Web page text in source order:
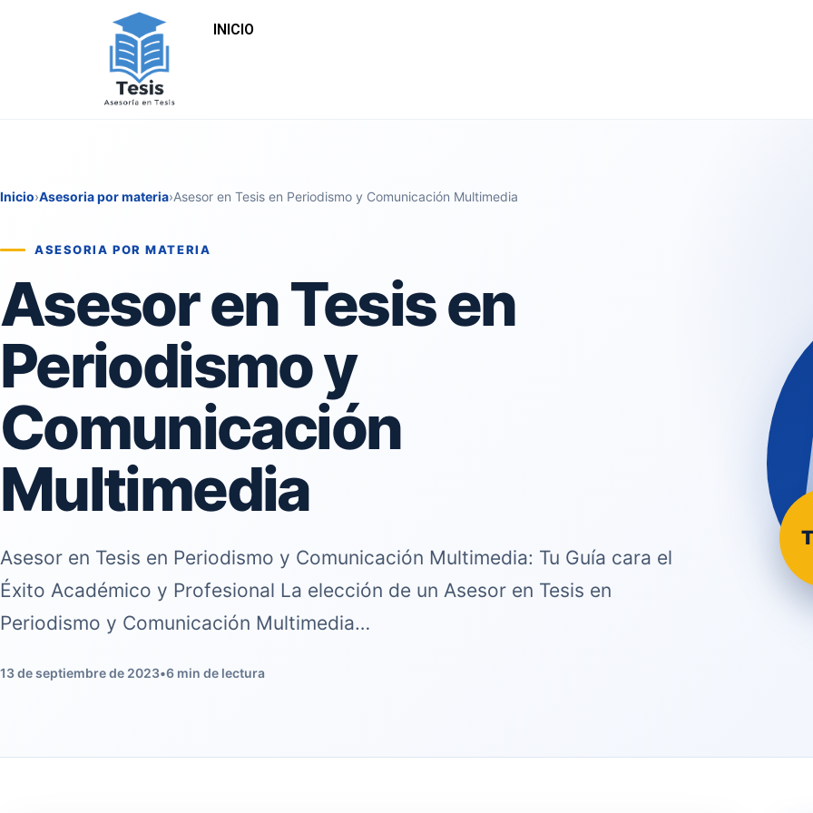
INICIO
Inicio›Asesoria por materia›Asesor en Tesis en Periodismo y Comunicación Multimedia
ASESORIA POR MATERIA
Asesor en Tesis en
Periodismo y
Comunicación
Multimedia
Asesor en Tesis en Periodismo y Comunicación Multimedia: Tu Guía cara el
Éxito Académico y Profesional La elección de un Asesor en Tesis en
Periodismo y Comunicación Multimedia…
13 de septiembre de 2023•6 min de lectura